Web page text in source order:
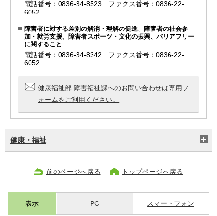
電話番号：0836-34-8523 ファクス番号：0836-22-
6052
障害者に対する差別の解消・理解の促進、障害者の社会参
加・就労支援、障害者スポーツ・文化の振興、バリアフリー
に関すること
電話番号：0836-34-8342 ファクス番号：0836-22-
6052
健康福祉部 障害福祉課へのお問い合わせは専用フ
ォームをご利用ください。
健康・福祉
前のページへ戻る トップページへ戻る
表示 PC スマートフォン